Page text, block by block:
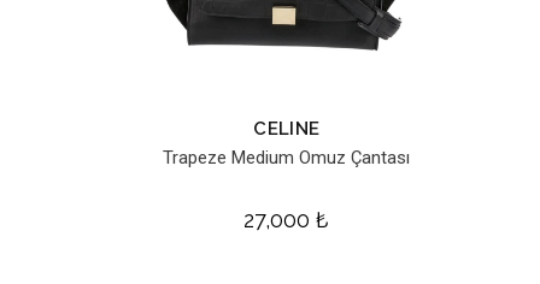
CELINE
Trapeze Medium Omuz Çantası
27,000₺